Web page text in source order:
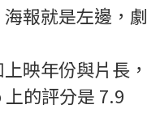
報就是左邊，劇
映年份與片長，
的評分是 7.9